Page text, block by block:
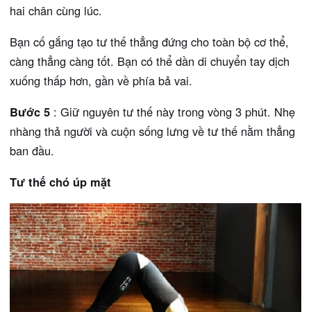
hai chân cùng lúc.
Bạn cố gắng tạo tư thế thẳng đứng cho toàn bộ cơ thể,
càng thẳng càng tốt. Bạn có thể dần di chuyển tay dịch
xuống thấp hơn, gần về phía bả vai.
Bước 5 : Giữ nguyên tư thế này trong vòng 3 phút. Nhẹ
nhàng thả người và cuộn sống lưng về tư thế nằm thẳng
ban đầu.
Tư thế chó úp mặt